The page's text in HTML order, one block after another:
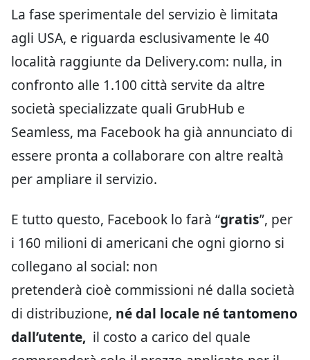
La fase sperimentale del servizio è limitata
agli USA, e riguarda esclusivamente le 40
località raggiunte da Delivery.com: nulla, in
confronto alle 1.100 città servite da altre
società specializzate quali GrubHub e
Seamless, ma Facebook ha già annunciato di
essere pronta a collaborare con altre realtà
per ampliare il servizio.
E tutto questo, Facebook lo farà “gratis”, per
i 160 milioni di americani che ogni giorno si
collegano al social: non
pretenderà cioè commissioni né dalla società
di distribuzione, né dal locale né tantomeno
dall’utente, il costo a carico del quale